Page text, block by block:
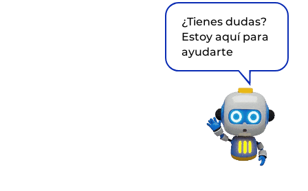
¿Tienes dudas?
Estoy aquí para
ayudarte